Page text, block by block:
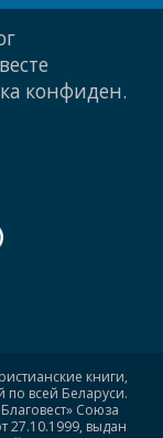
конфиден.
книги,
по всей Беларуси.
Союза
27.10.1999, выдан